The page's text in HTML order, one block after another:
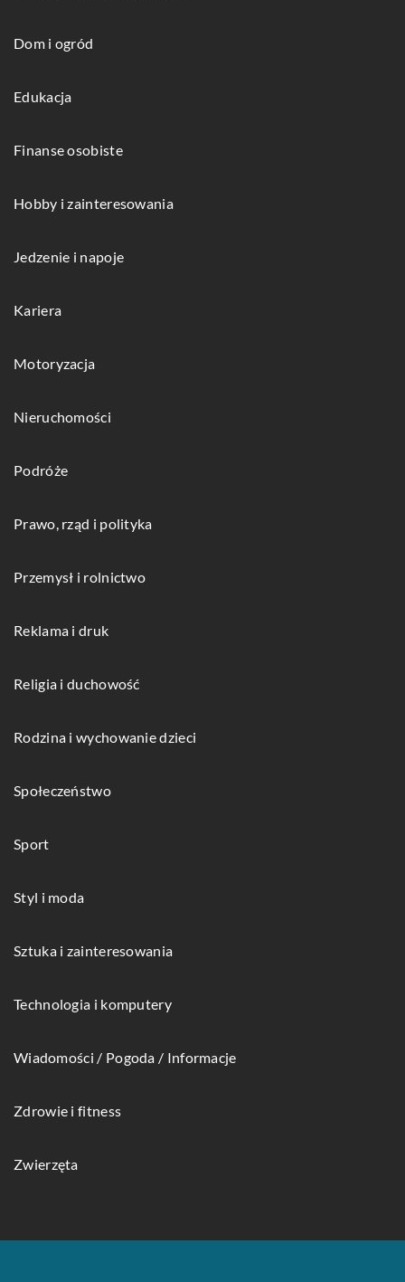
Dom i ogród
Edukacja
Finanse osobiste
Hobby i zainteresowania
Jedzenie i napoje
Kariera
Motoryzacja
Nieruchomości
Podróże
Prawo, rząd i polityka
Przemysł i rolnictwo
Reklama i druk
Religia i duchowość
Rodzina i wychowanie dzieci
Społeczeństwo
Sport
Styl i moda
Sztuka i zainteresowania
Technologia i komputery
Wiadomości / Pogoda / Informacje
Zdrowie i fitness
Zwierzęta